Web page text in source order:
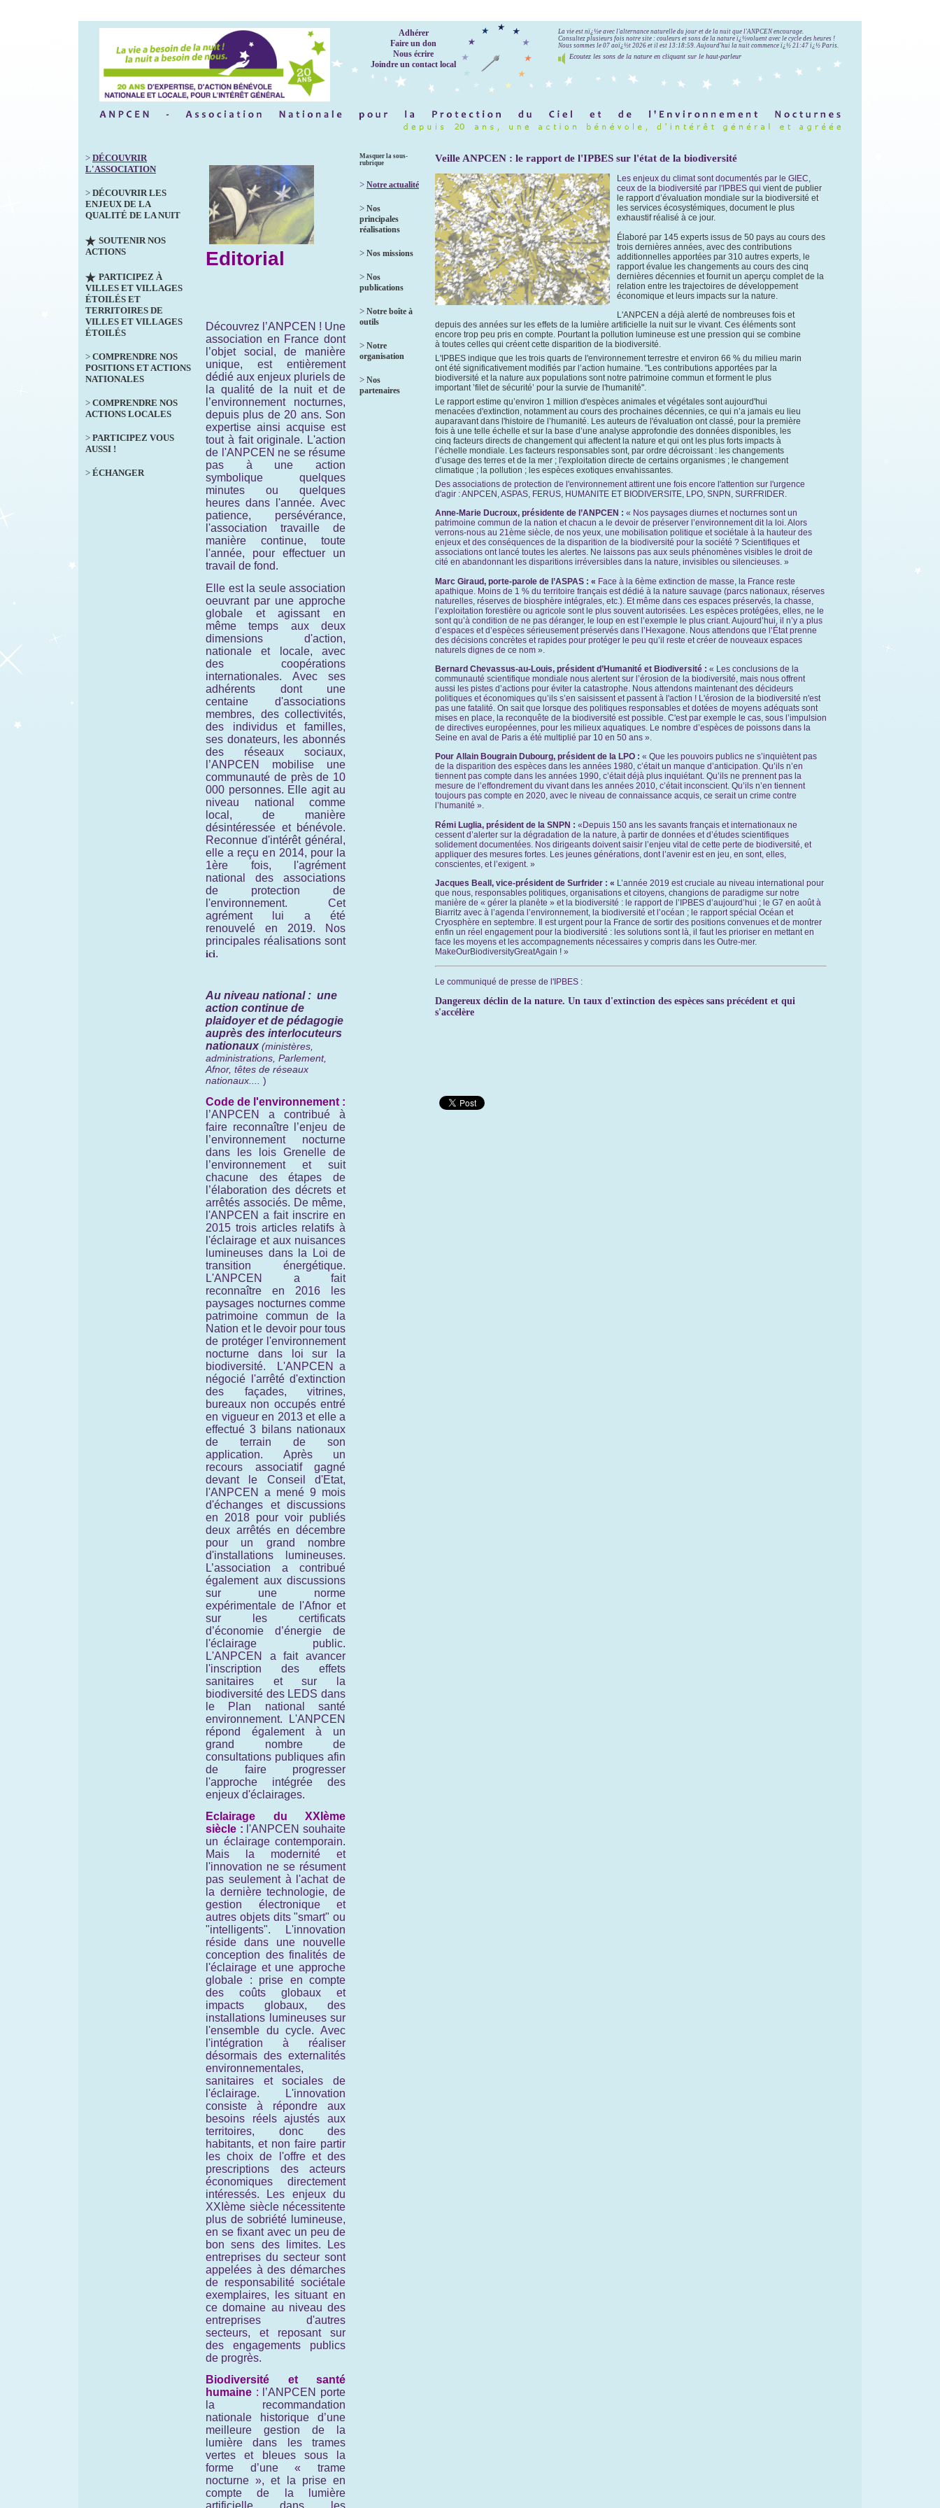
Adhérer
Faire un don
Nous écrire
Joindre un contact local
La vie est nï¿½e avec l'alternance naturelle du jour et de la nuit que l'ANPCEN encourage.
Consultez plusieurs fois notre site : couleurs et sons de la nature ï¿½voluent avec le cycle des heures !
Nous sommes le 07 aoï¿½t 2026 et il est 13:19:00.Aujourd'hui la nuit commence ï¿½ 21:47 ï¿½ Paris.
Ecoutez les sons de la nature en cliquant sur le haut-parleur
> DÉCOUVRIR
L'ASSOCIATION
> DÉCOUVRIR LES
ENJEUX DE LA
QUALITÉ DE LA NUIT
SOUTENIR NOS
ACTIONS
PARTICIPEZ À
VILLES ET VILLAGES
ÉTOILÉS ET
TERRITOIRES DE
VILLES ET VILLAGES
ÉTOILÉS
> COMPRENDRE NOS
POSITIONS ET ACTIONS
NATIONALES
> COMPRENDRE NOS
ACTIONS LOCALES
> PARTICIPEZ VOUS
AUSSI !
> ÉCHANGER
Editorial
Découvrez l’ANPCEN ! Une
association en France dont
l’objet social, de manière
unique, est entièrement
dédié aux enjeux pluriels de
la qualité de la nuit et de
l’environnement nocturnes,
depuis plus de 20 ans. Son
expertise ainsi acquise est
tout à fait originale. L'action
de l'ANPCEN ne se résume
pas à une action
symbolique quelques
minutes ou quelques
heures dans l'année. Avec
patience, persévérance,
l'association travaille de
manière continue, toute
l'année, pour effectuer un
travail de fond.
Elle est la seule association
oeuvrant par une approche
globale et agissant en
même temps aux deux
dimensions d'action,
nationale et locale, avec
des coopérations
internationales. Avec ses
adhérents dont une
centaine d'associations
membres, des collectivités,
des individus et familles,
ses donateurs, les abonnés
des réseaux sociaux,
l’ANPCEN mobilise une
communauté de près de 10
000 personnes. Elle agit au
niveau national comme
local, de manière
désintéressée et bénévole.
Reconnue d'intérêt général,
elle a reçu en 2014, pour la
1ère fois, l'agrément
national des associations
de protection de
l'environnement. Cet
agrément lui a été
renouvelé en 2019. Nos
principales réalisations sont
ici.
Au niveau national : une
action continue de
plaidoyer et de pédagogie
auprès des interlocuteurs
nationaux (ministères,
administrations, Parlement,
Afnor, têtes de réseaux
nationaux.... )
Code de l'environnement :
l’ANPCEN a contribué à
faire reconnaître l’enjeu de
l’environnement nocturne
dans les lois Grenelle de
l’environnement et suit
chacune des étapes de
l’élaboration des décrets et
arrêtés associés. De même,
l'ANPCEN a fait inscrire en
2015 trois articles relatifs à
l'éclairage et aux nuisances
lumineuses dans la Loi de
transition énergétique.
L'ANPCEN a fait
reconnaître en 2016 les
paysages nocturnes comme
patrimoine commun de la
Nation et le devoir pour tous
de protéger l'environnement
nocturne dans loi sur la
biodiversité.
L'ANPCEN a
négocié l'arrêté d'extinction
des façades, vitrines,
bureaux non occupés entré
en vigueur en 2013 et elle a
effectué 3 bilans nationaux
de terrain de son
application. Après un
recours associatif gagné
devant le Conseil d'Etat,
l'ANPCEN a mené 9 mois
d'échanges et discussions
en 2018 pour voir publiés
deux arrêtés en décembre
pour un grand nombre
d'installations lumineuses.
L’association a contribué
également aux discussions
sur une norme
expérimentale de l'Afnor et
sur les certificats
d’économie d’énergie de
l'éclairage public.
L'ANPCEN a fait avancer
l'inscription des effets
sanitaires et sur la
biodiversité des LEDS dans
le Plan national santé
environnement. L'ANPCEN
répond également à un
grand nombre de
consultations publiques afin
de faire progresser
l'approche intégrée des
enjeux d'éclairages.
Eclairage du XXIème
siècle : l'ANPCEN souhaite
un éclairage contemporain.
Mais la modernité et
l'innovation ne se résument
pas seulement à l'achat de
la dernière technologie, de
gestion électronique et
autres objets dits "smart" ou
"intelligents". L'innovation
réside dans une nouvelle
conception des finalités de
l'éclairage et une approche
globale : prise en compte
des coûts globaux et
impacts globaux, des
installations lumineuses sur
l'ensemble du cycle. Avec
l'intégration à réaliser
désormais des externalités
environnementales,
sanitaires et sociales de
l'éclairage. L'innovation
consiste à répondre aux
besoins réels ajustés aux
territoires, donc des
habitants, et non faire partir
les choix de l'offre et des
prescriptions des acteurs
économiques directement
intéressés. Les enjeux du
XXIème siècle nécessitente
plus de sobriété lumineuse,
en se fixant avec un peu de
bon sens des limites. Les
entreprises du secteur sont
appelées à des démarches
de responsabilité sociétale
exemplaires, les situant en
ce domaine au niveau des
entreprises d'autres
secteurs, et reposant sur
des engagements publics
de progrès.
Biodiversité et santé
humaine : l’ANPCEN porte
la recommandation
nationale historique d’une
meilleure gestion de la
lumière dans les trames
vertes et bleues sous la
forme d’une « trame
nocturne », et la prise en
compte de la lumière
Masquer la sous-
rubrique
> Notre actualité
> Nos
principales
réalisations
> Nos missions
> Nos
publications
> Notre boîte à
outils
> Notre
organisation
> Nos
partenaires
Veille ANPCEN : le rapport de l'IPBES sur l'état de la biodiversité
Les enjeux du climat sont documentés par le GIEC,
ceux de la biodiversité par l'IPBES qui vient de publier
le rapport d’évaluation mondiale sur la biodiversité et
les services écosystémiques, document le plus
exhaustif réalisé à ce jour.
Élaboré par 145 experts issus de 50 pays au cours des
trois dernières années, avec des contributions
additionnelles apportées par 310 autres experts, le
rapport évalue les changements au cours des cinq
dernières décennies et fournit un aperçu complet de la
relation entre les trajectoires de développement
économique et leurs impacts sur la nature.
L'ANPCEN a déjà alerté de nombreuses fois et
depuis des années sur les effets de la lumière artificielle la nuit sur le vivant. Ces éléments sont
encore trop peu pris en compte. Pourtant la pollution lumineuse est une pression qui se combine
à toutes celles qui créent cette disparition de la biodiversité.
L'IPBES indique que les trois quarts de l'environnement terrestre et environ 66 % du milieu marin
ont été significativement modifiés par l’action humaine. "Les contributions apportées par la
biodiversité et la nature aux populations sont notre patrimoine commun et forment le plus
important ’filet de sécurité’ pour la survie de l'humanité".
Le rapport estime qu’environ 1 million d'espèces animales et végétales sont aujourd'hui
menacées d'extinction, notamment au cours des prochaines décennies, ce qui n’a jamais eu lieu
auparavant dans l'histoire de l’humanité. Les auteurs de l'évaluation ont classé, pour la première
fois à une telle échelle et sur la base d’une analyse approfondie des données disponibles, les
cinq facteurs directs de changement qui affectent la nature et qui ont les plus forts impacts à
l’échelle mondiale. Les facteurs responsables sont, par ordre décroissant : les changements
d’usage des terres et de la mer ; l'exploitation directe de certains organismes ; le changement
climatique ; la pollution ; les espèces exotiques envahissantes.
Des associations de protection de l'environnement attirent une fois encore l'attention sur l'urgence
d'agir : ANPCEN, ASPAS, FERUS, HUMANITE ET BIODIVERSITE, LPO, SNPN, SURFRIDER.
Anne-Marie Ducroux, présidente de l’ANPCEN : « Nos paysages diurnes et nocturnes sont un
patrimoine commun de la nation et chacun a le devoir de préserver l’environnement dit la loi. Alors
verrons-nous au 21ème siècle, de nos yeux, une mobilisation politique et sociétale à la hauteur des
enjeux et des conséquences de la disparition de la biodiversité pour la société ? Scientifiques et
associations ont lancé toutes les alertes. Ne laissons pas aux seuls phénomènes visibles le droit de
cité en abandonnant les disparitions irréversibles dans la nature, invisibles ou silencieuses. »
Marc Giraud, porte-parole de l’ASPAS : « Face à la 6ème extinction de masse, la France reste
apathique. Moins de 1 % du territoire français est dédié à la nature sauvage (parcs nationaux, réserves
naturelles, réserves de biosphère intégrales, etc.). Et même dans ces espaces préservés, la chasse,
l’exploitation forestière ou agricole sont le plus souvent autorisées. Les espèces protégées, elles, ne le
sont qu’à condition de ne pas déranger, le loup en est l’exemple le plus criant. Aujourd’hui, il n’y a plus
d’espaces et d’espèces sérieusement préservés dans l’Hexagone. Nous attendons que l’État prenne
des décisions concrètes et rapides pour protéger le peu qu’il reste et créer de nouveaux espaces
naturels dignes de ce nom ».
Bernard Chevassus-au-Louis, président d’Humanité et Biodiversité : « Les conclusions de la
communauté scientifique mondiale nous alertent sur l’érosion de la biodiversité, mais nous offrent
aussi les pistes d’actions pour éviter la catastrophe. Nous attendons maintenant des décideurs
politiques et économiques qu’ils s’en saisissent et passent à l'action ! L'érosion de la biodiversité n'est
pas une fatalité. On sait que lorsque des politiques responsables et dotées de moyens adéquats sont
mises en place, la reconquête de la biodiversité est possible. C'est par exemple le cas, sous l’impulsion
de directives européennes, pour les milieux aquatiques. Le nombre d’espèces de poissons dans la
Seine en aval de Paris a été multiplié par 10 en 50 ans ».
Pour Allain Bougrain Dubourg, président de la LPO : « Que les pouvoirs publics ne s’inquiètent pas
de la disparition des espèces dans les années 1980, c’était un manque d’anticipation. Qu’ils n’en
tiennent pas compte dans les années 1990, c’était déjà plus inquiétant. Qu’ils ne prennent pas la
mesure de l’effondrement du vivant dans les années 2010, c’était inconscient. Qu’ils n’en tiennent
toujours pas compte en 2020, avec le niveau de connaissance acquis, ce serait un crime contre
l’humanité ».
Rémi Luglia, président de la SNPN : «Depuis 150 ans les savants français et internationaux ne
cessent d’alerter sur la dégradation de la nature, à partir de données et d’études scientifiques
solidement documentées. Nos dirigeants doivent saisir l’enjeu vital de cette perte de biodiversité, et
appliquer des mesures fortes. Les jeunes générations, dont l’avenir est en jeu, en sont, elles,
conscientes, et l’exigent. »
Jacques Beall, vice-président de Surfrider : « L’année 2019 est cruciale au niveau international pour
que nous, responsables politiques, organisations et citoyens, changions de paradigme sur notre
manière de « gérer la planète » et la biodiversité : le rapport de l’IPBES d’aujourd’hui ; le G7 en août à
Biarritz avec à l’agenda l’environnement, la biodiversité et l’océan ; le rapport spécial Océan et
Cryosphère en septembre. Il est urgent pour la France de sortir des positions convenues et de montrer
enfin un réel engagement pour la biodiversité : les solutions sont là, il faut les prioriser en mettant en
face les moyens et les accompagnements nécessaires y compris dans les Outre-mer.
MakeOurBiodiversityGreatAgain ! »
Le communiqué de presse de l'IPBES :
Dangereux déclin de la nature. Un taux d'extinction des espèces sans précédent et qui
s'accélère